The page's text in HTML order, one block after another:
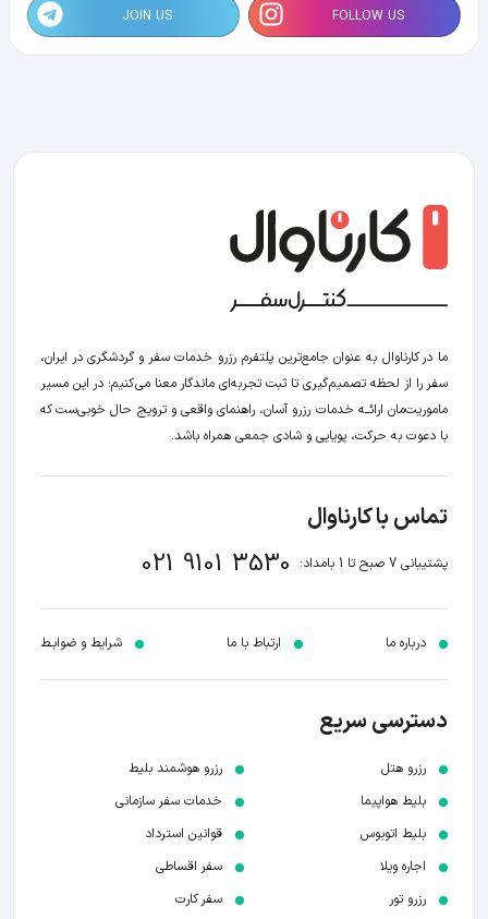
FOLLOW US
JOIN US
ما در کارناوال به عنوان جامع‌ترین پلتفرم رزرو خدمات سفر و گردشگری در ایران،
سفر را از لحظه‌ تصمیم‌گیری تا ثبت تجربه‌ای ماندگار معنا می‌کنیم؛ در این مسیر‍
ماموریت‌مان اراﺋــﻪ خدمات رزرو آسان، راهنمای واقعی و ترویج حال خوبی‌ست که
با دعوت به حرکت، پویایی و شادی جمعی همراه باشد.
تماس با کارناوال
پشتیبانی 7 صبح تا 1 بامداد: 021 9101 3530
درباره ما ارتباط با ما شرایط و ضوابـط
دسترسی سریع
رزرو هتل
بلیط هواپیما
بلیط اتوبوس
اجاره ویلا
رزرو تور
رزرو هوشمند بلیط
خدمات سفر سازمانی
قوانین استرداد
سفر اقساطی
سفر کارت